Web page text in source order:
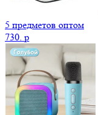
5 предметов оптом
730. p